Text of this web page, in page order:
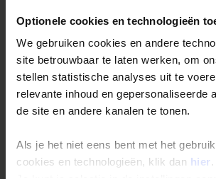
Optionele cookies en technologieën
We gebruiken cookies en andere
site betrouwbaar te laten werken, om
stellen statistische analyses uit te
relevante inhoud en gepersonaliseerde
de site en andere kanalen te tonen.
Als je het niet eens bent met het
cookies en technologieën, klik dan hier .
Reizen met Shoestring
De belangrijkste info op een rij
Bestemmingen
Duurzaam reizen
Reis- en annuleringsvoorwaarden